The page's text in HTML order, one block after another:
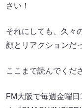
さい！
それにしても、久々
顔とリアクション
ここまで読んでくだ
FM大阪で毎週金曜